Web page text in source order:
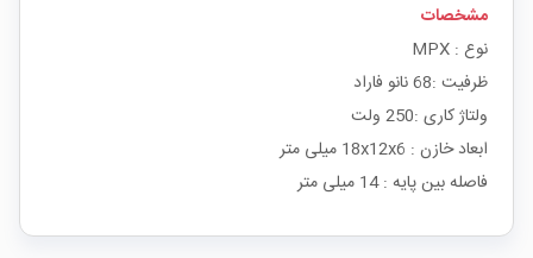
مشخصات
نوع : MPX
ظرفیت :68 نانو فاراد
ولتاژ کاری :250 ولت
ابعاد خازن : 18x12x6 میلی متر
فاصله بین پایه : 14 میلی متر